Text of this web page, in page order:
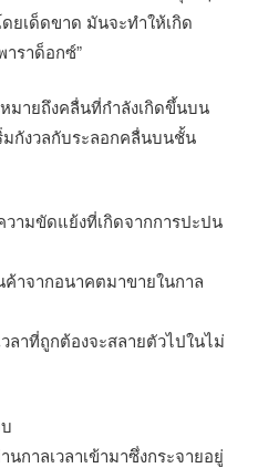
ยเด็ดขาด มันจะทำให้เกิด
ราด็อกซ์”
ายถึงคลื่นที่กำลังเกิดขึ้นบน
กังวลกับระลอกคลื่นบนชั้น
ามขัดแย้งที่เกิดจากการปะปน
าจากอนาคตมาขายในกาล
ลาที่ถูกต้องจะสลายตัวไปในไม่
กาลเวลาเข้ามาซึ่งกระจายอยู่